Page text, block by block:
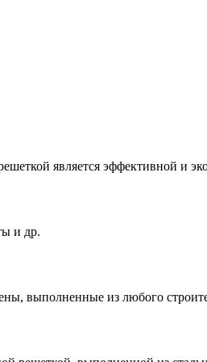
является эффективной и
и др.
выполненные из любого